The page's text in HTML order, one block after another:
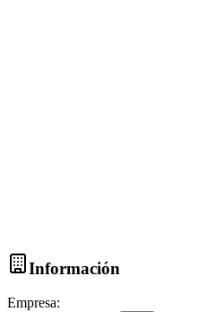
Información
Empresa: